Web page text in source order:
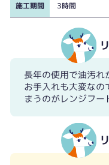
施工期間 3時間
長年の使用で油汚れ
お手入れも大変なの
まうのがレンジフー